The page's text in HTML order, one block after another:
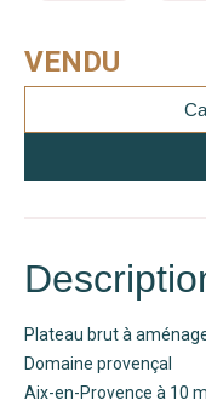
VENDU
Plateau brut à
Domaine provençal
Aix-en-Provence à 10